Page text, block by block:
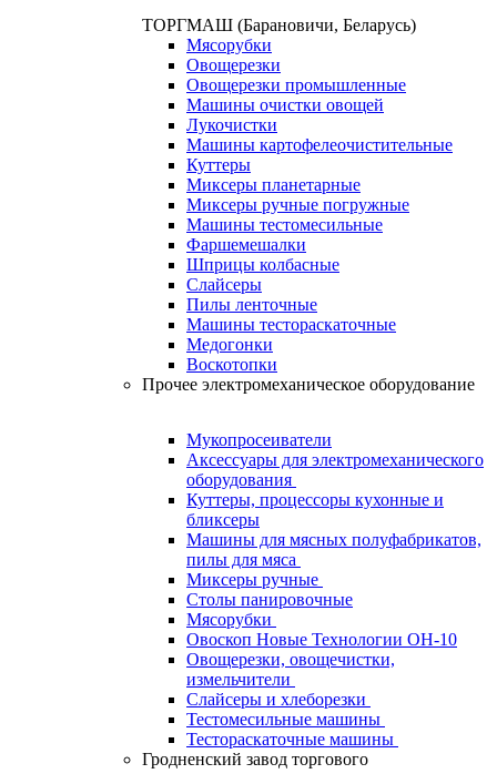
ТОРГМАШ (Барановичи, Беларусь)
Мясорубки
Овощерезки
Овощерезки промышленные
Машины очистки овощей
Лукочистки
Машины картофелеочистительные
Куттеры
Миксеры планетарные
Миксеры ручные погружные
Машины тестомесильные
Фаршемешалки
Шприцы колбасные
Слайсеры
Пилы ленточные
Машины тестораскаточные
Медогонки
Воскотопки
Прочее электромеханическое оборудование
Мукопросеиватели
Аксессуары для электромеханического
оборудования
Куттеры, процессоры кухонные и
бликсеры
Машины для мясных полуфабрикатов,
пилы для мяса
Миксеры ручные
Столы панировочные
Мясорубки
Овоскоп Новые Технологии ОН-10
Овощерезки, овощечистки,
измельчители
Слайсеры и хлеборезки
Тестомесильные машины
Тестораскаточные машины
Гродненский завод торгового